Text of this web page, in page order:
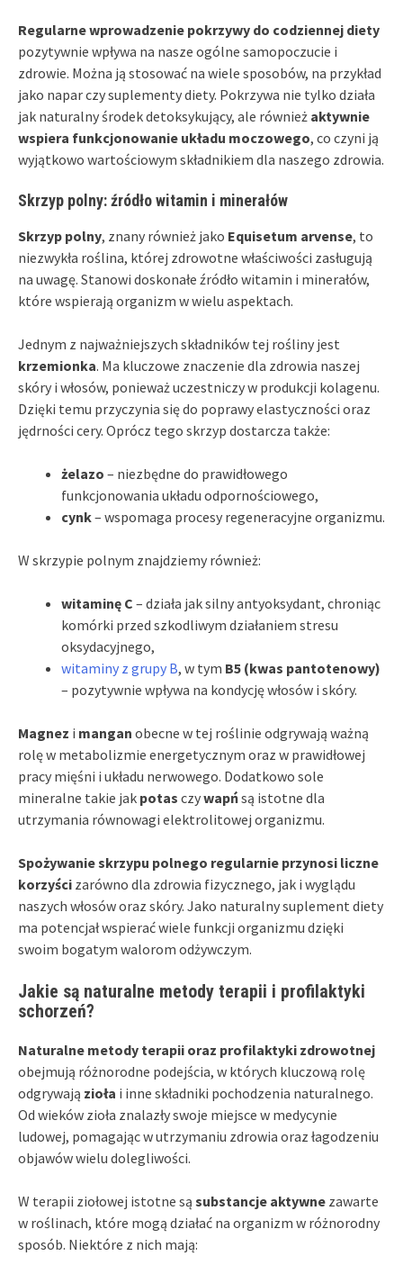
Regularne wprowadzenie pokrzywy do codziennej diety
pozytywnie wpływa na nasze ogólne samopoczucie i
zdrowie. Można ją stosować na wiele sposobów, na przykład
jako napar czy suplementy diety. Pokrzywa nie tylko działa
jak naturalny środek detoksykujący, ale również aktywnie
wspiera funkcjonowanie układu moczowego, co czyni ją
wyjątkowo wartościowym składnikiem dla naszego zdrowia.
Skrzyp polny: źródło witamin i minerałów
Skrzyp polny, znany również jako Equisetum arvense, to
niezwykła roślina, której zdrowotne właściwości zasługują
na uwagę. Stanowi doskonałe źródło witamin i minerałów,
które wspierają organizm w wielu aspektach.
Jednym z najważniejszych składników tej rośliny jest
krzemionka. Ma kluczowe znaczenie dla zdrowia naszej
skóry i włosów, ponieważ uczestniczy w produkcji kolagenu.
Dzięki temu przyczynia się do poprawy elastyczności oraz
jędrności cery. Oprócz tego skrzyp dostarcza także:
żelazo – niezbędne do prawidłowego
funkcjonowania układu odpornościowego,
cynk– wspomaga procesy regeneracyjne organizmu.
W skrzypie polnym znajdziemy również:
witaminę C – działa jak silny antyoksydant, chroniąc
komórki przed szkodliwym działaniem stresu
oksydacyjnego,
witaminy z grupy B, w tym B5 (kwas pantotenowy)
– pozytywnie wpływa na kondycję włosów i skóry.
Magnez i mangan obecne w tej roślinie odgrywają ważną
rolę w metabolizmie energetycznym oraz w prawidłowej
pracy mięśni i układu nerwowego. Dodatkowo sole
mineralne takie jak potas czywapńsą istotne dla
utrzymania równowagi elektrolitowej organizmu.
Spożywanie skrzypu polnego regularnie przynosi liczne
korzyści zarówno dla zdrowia fizycznego, jak i wyglądu
naszych włosów oraz skóry. Jako naturalny suplement diety
ma potencjał wspierać wiele funkcji organizmu dzięki
swoim bogatym walorom odżywczym.
Jakie są naturalne metody terapii i profilaktyki
schorzeń?
Naturalne metody terapii oraz profilaktyki zdrowotnej
obejmują różnorodne podejścia, w których kluczową rolę
odgrywają zioła i inne składniki pochodzenia naturalnego.
Od wieków zioła znalazły swoje miejsce w medycynie
ludowej, pomagając w utrzymaniu zdrowia oraz łagodzeniu
objawów wielu dolegliwości.
W terapii ziołowej istotne są substancje aktywne zawarte
w roślinach, które mogą działać na organizm w różnorodny
sposób. Niektóre z nich mają: